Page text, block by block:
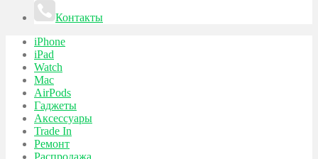
Контакты
iPhone
iPad
Watch
Mac
AirPods
Гаджеты
Аксессуары
Trade In
Ремонт
Распродажа